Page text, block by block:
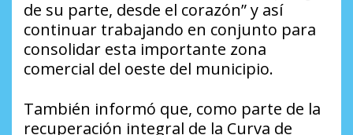
de su parte, desde el corazón” y así
continuar trabajando en conjunto para
consolidar esta importante zona
comercial del oeste del municipio.
También informó que, como parte de la
recuperación integral de la Curva de